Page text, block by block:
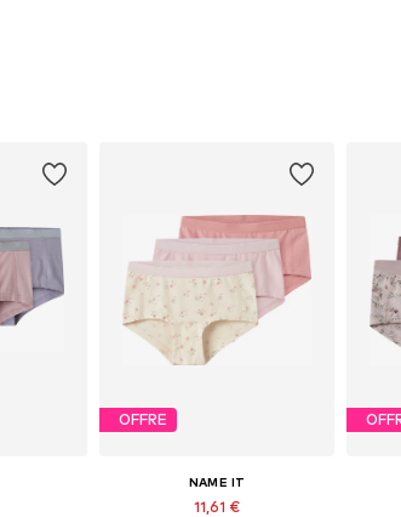
OFFRE
NAME IT
11,61 €